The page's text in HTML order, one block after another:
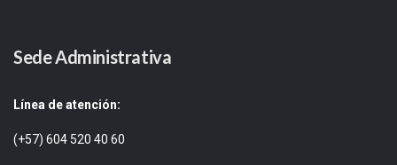
Sede Administrativa
Línea de atención:
(+57) 604 520 40 60